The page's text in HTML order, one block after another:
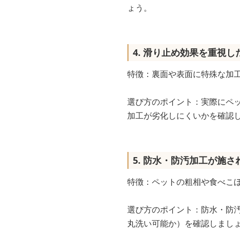
ょう。
4. 滑り止め効果を重視し
特徴：裏面や表面に特殊な加
選び方のポイント：実際にペ
加工が劣化しにくいかを確認
5. 防水・防汚加工が施さ
特徴：ペットの粗相や食べこ
選び方のポイント：防水・防
丸洗い可能か）を確認しましょ